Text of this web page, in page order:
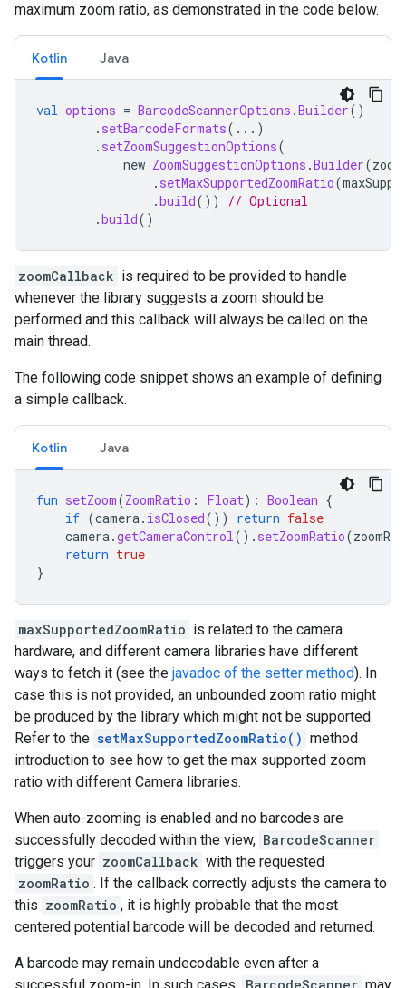
maximum zoom ratio, as demonstrated in the code below.
Kotlin Java
val options = BarcodeScannerOptions .Builder()
. setBarcodeFormats(...)
. setZoomSuggestionOptions(
new ZoomSuggestionOptions .Builder(
. setMaxSupportedZoomRatio(
.build())
// Optional
.build()
zoomCallback is required to be provided to handle
whenever the library suggests a zoom should be
performed and this callback will always be called on the
main thread.
The following code snippet shows an example of defining
a simple callback.
Kotlin Java
fun setZoom(ZoomRatio : Float): Boolean {
if (camera. isClosed()) return false
camera.getCameraControl(). setZoomRatio(
return true
}
maxSupportedZoomRatio is related to the camera
hardware, and different camera libraries have different
ways to fetch it (see the javadoc of the setter method). In
case this is not provided, an unbounded zoom ratio might
be produced by the library which might not be supported.
Refer to the setMaxSupportedZoomRatio() method
introduction to see how to get the max supported zoom
ratio with different Camera libraries.
When auto-zooming is enabled and no barcodes are
successfully decoded within the view, BarcodeScanner
triggers your zoomCallback with the requested
zoomRatio . If the callback correctly adjusts the camera to
this zoomRatio , it is highly probable that the most
centered potential barcode will be decoded and returned.
A barcode may remain undecodable even after a